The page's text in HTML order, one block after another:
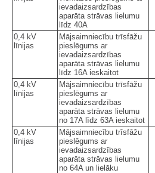
ievadaizsardzības
aparāta strāvas lielumu
līdz 40A
0,4 kV
līnijas
Mājsaimniecību trīsfāžu
pieslēgums ar
ievadaizsardzības
aparāta strāvas lielumu
līdz 16A ieskaitot
0,4 kV
līnijas
Mājsaimniecību trīsfāžu
pieslēgums ar
ievadaizsardzības
aparāta strāvas lielumu
no 17A līdz 63A ieskaitot
0,4 kV
līnijas
Mājsaimniecību trīsfāžu
pieslēgums ar
ievadaizsardzības
aparāta strāvas lielumu
no 64A un lielāku